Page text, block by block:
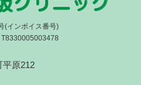
(インボイス番号)
T8330005003478
平原212